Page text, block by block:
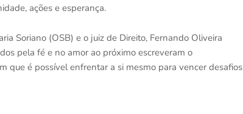
ações e esperança.
Soriano (OSB) e o juiz de Direito, Fernando Oliveira
pela fé e no amor ao próximo escreveram o
que é possível enfrentar a si mesmo para vencer desafios